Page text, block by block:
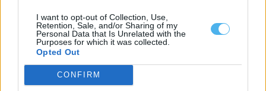
I want to opt-out of Collection, Use,
Retention, Sale, and/or Sharing of my
Personal Data that Is Unrelated with the
Purposes for which it was collected.
Opted Out
CONFIRM